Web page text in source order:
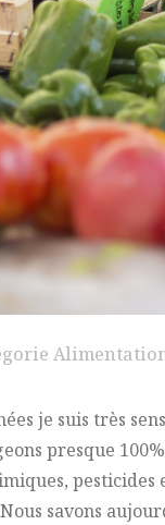
je suis très
presque
savons